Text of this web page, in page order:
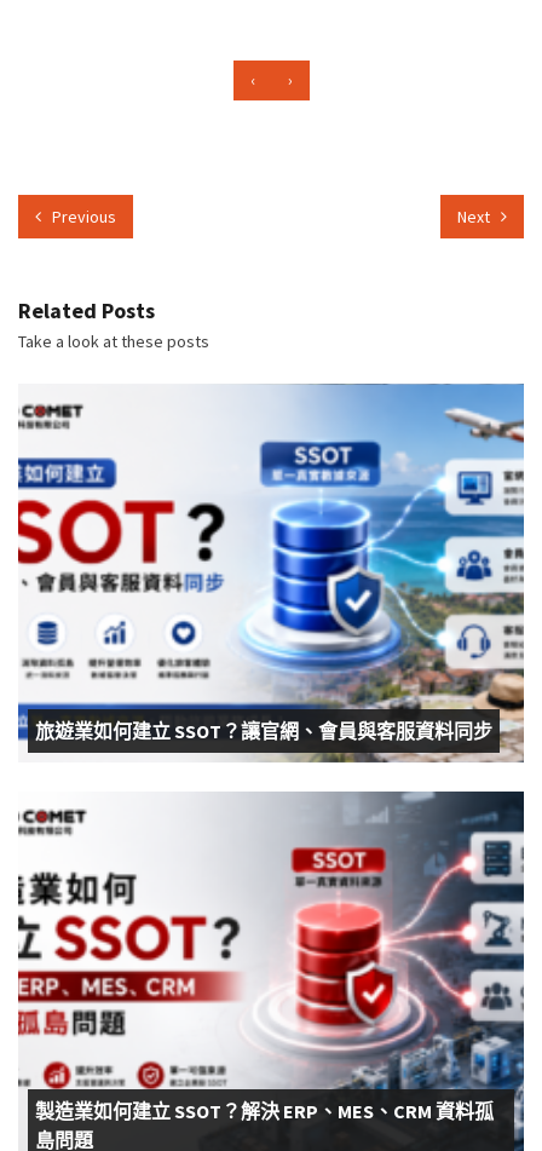
‹ ›
Previous Next
Related Posts
Take a look at these posts
旅遊業如何建立 SSOT？讓官網、會員與客服資料同步
製造業如何建立 SSOT？解決 ERP、MES、CRM 資料孤
島問題